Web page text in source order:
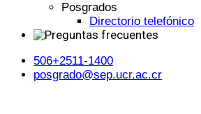
Posgrados
Directorio telefónico
506+2511-1400
posgrado@sep.ucr.ac.cr